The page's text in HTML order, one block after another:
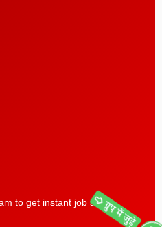
to get instant job alerts.